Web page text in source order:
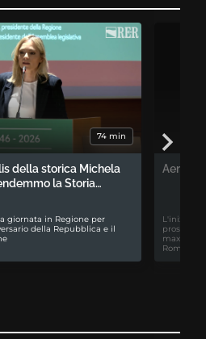
74 min
della storica Michela
la Storia…
giornata in Regione per
della Repubblica e il
Aemilia
Romagna